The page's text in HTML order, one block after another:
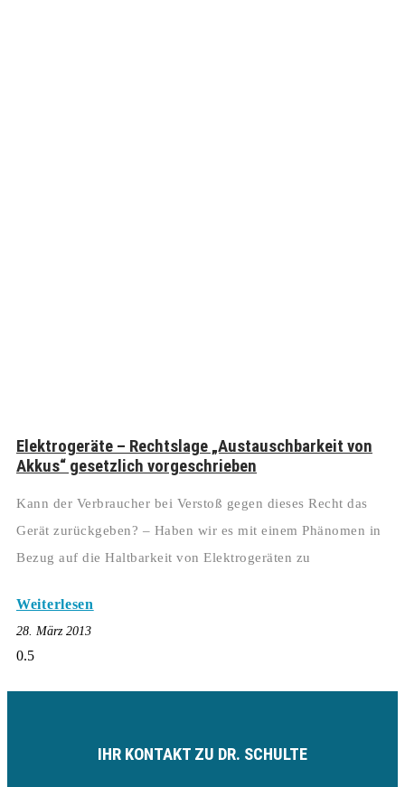
Elektrogeräte – Rechtslage „Austauschbarkeit von
Akkus“ gesetzlich vorgeschrieben
Kann der Verbraucher bei Verstoß gegen dieses Recht das
Gerät zurückgeben? – Haben wir es mit einem Phänomen in
Bezug auf die Haltbarkeit von Elektrogeräten zu
Weiterlesen
28. März 2013
IHR KONTAKT ZU DR. SCHULTE